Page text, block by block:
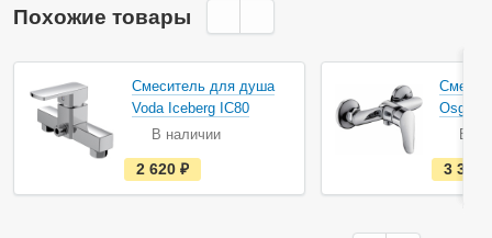
Похожие товары
Смеситель для душа
Voda Iceberg IC80
В наличии
е
с
т
2 620
Osgard
В
3 385